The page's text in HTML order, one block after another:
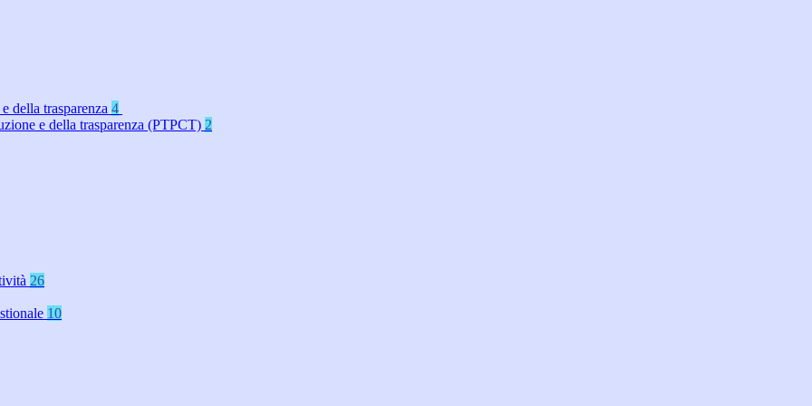
della trasparenza 4
e della trasparenza (PTPCT) 2
26
10